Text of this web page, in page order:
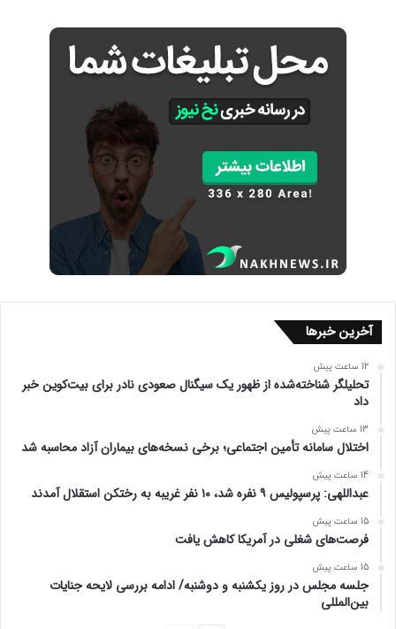
آخرین خبرها
12 ساعت پیش
تحلیلگر شناخته‌شده از ظهور یک سیگنال صعودی نادر برای بیت‌کوین خبر
داد
13 ساعت پیش
اختلال سامانه تأمین اجتماعی؛ برخی نسخه‌های بیماران آزاد محاسبه شد
14 ساعت پیش
عبداللهی: پرسپولیس ۹ نفره شد، ۱۰ نفر غریبه به رختکن استقلال آمدند
15 ساعت پیش
فرصت‌های شغلی در آمریکا کاهش یافت
15 ساعت پیش
جلسه مجلس در روز یکشنبه و دوشنبه/ ادامه بررسی لایحه جنایات
بین‌المللی